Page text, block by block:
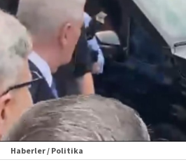
Haberler / Politika